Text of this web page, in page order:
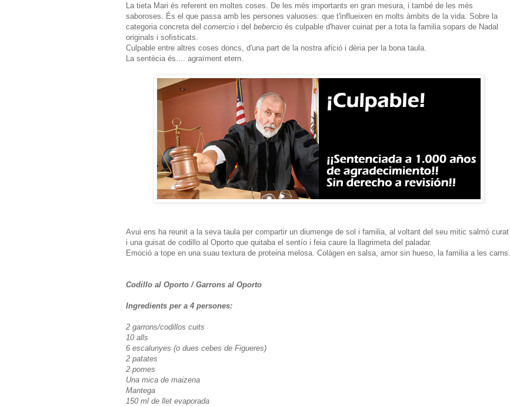
La tieta Mari és referent en moltes coses. De les més importants en gran mesura, i també de les més
saboroses. És el que passa amb les persones valuoses: que t'influeixen en molts àmbits de la vida. Sobre la
categoria concreta del comercio i del bebercio és culpable d'haver cuinat per a tota la familia sopars de Nadal
originals i sofisticats.
Culpable entre altres coses doncs, d'una part de la nostra afició i dèria per la bona taula.
La sentècia és.... agraïment etern.
Avui ens ha reunit a la seva taula per compartir un diumenge de sol i familia, al voltant del seu mitic salmó curat
i una guisat de codillo al Oporto que quitaba el sentío i feia caure la llagrimeta del paladar.
Emoció a tope en una suau textura de proteina melosa. Colàgen en salsa, amor sin hueso, la familia a les carns.
Codillo al Oporto / Garrons al Oporto
Ingredients per a 4 persones:
2 garrons/codillos cuits
10 alls
6 escalunyes (o dues cebes de Figueres)
2 patates
2 pomes
Una mica de maizena
Mantega
150 ml de llet evaporada